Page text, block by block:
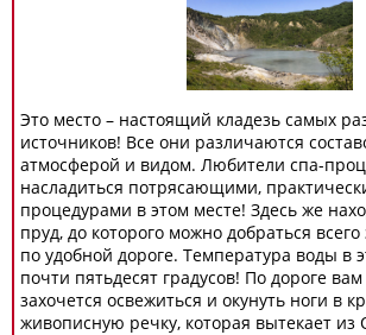
Это место – настоящий кладезь самых
источников! Все они различаются
атмосферой и видом. Любители спа-
насладиться потрясающими,
процедурами в этом месте! Здесь же
пруд, до которого можно добраться
по удобной дороге. Температура воды в
почти пятьдесят градусов! По дороге
захочется освежиться и окунуть ноги в
живописную речку, которая вытекает из